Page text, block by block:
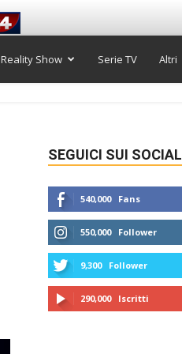
Reality Show Serie TV Altri
SEGUICI SUI SOCIAL
540,000 Fans
550,000 Follower
9,300 Follower
290,000 Iscritti